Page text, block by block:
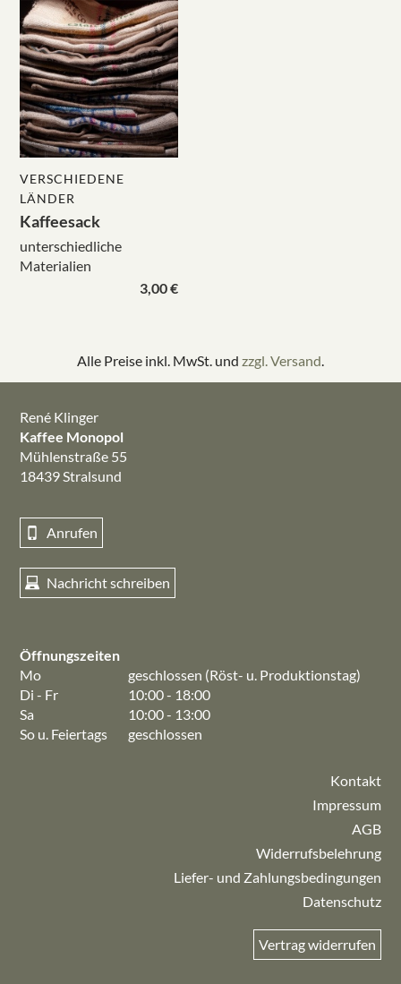
VERSCHIEDENE
LÄNDER
Kaffeesack
unterschiedliche
Materialien
3,00 €
Alle Preise inkl. MwSt. und zzgl. Versand.
René Klinger
Kaffee Monopol
Mühlenstraße 55
18439 Stralsund
Anrufen
Nachricht schreiben
Öffnungszeiten
Mo
geschlossen (Röst- u. Produktionstag)
Di - Fr
10:00 - 18:00
Sa
10:00 - 13:00
So u. Feiertags
geschlossen
Kontakt
Impressum
AGB
Widerrufsbelehrung
Liefer- und Zahlungsbedingungen
Datenschutz
Vertrag widerrufen